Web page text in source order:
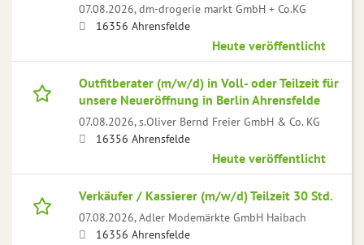
07.08.2026,dm-drogerie markt GmbH + Co.KG
16356 Ahrensfelde
Heute veröffentlicht
Outfitberater (m/w/d) in Voll- oder Teilzeit für
unsere Neueröffnung in Berlin Ahrensfelde
07.08.2026,s.Oliver Bernd Freier GmbH & Co. KG
16356 Ahrensfelde
Heute veröffentlicht
Verkäufer / Kassierer (m/w/d) Teilzeit 30 Std.
07.08.2026,Adler Modemärkte GmbH Haibach
16356 Ahrensfelde